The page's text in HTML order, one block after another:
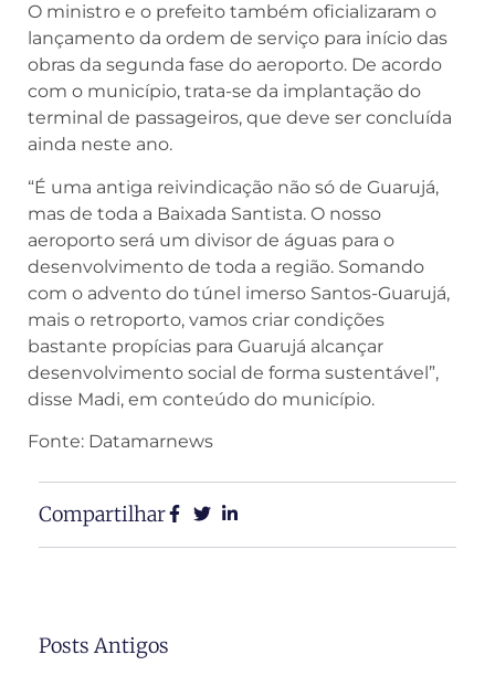
O ministro e o prefeito também oficializaram o
lançamento da ordem de serviço para início das
obras da segunda fase do aeroporto. De acordo
com o município, trata-se da implantação do
terminal de passageiros, que deve ser concluída
ainda neste ano.
“É uma antiga reivindicação não só de Guarujá,
mas de toda a Baixada Santista. O nosso
aeroporto será um divisor de águas para o
desenvolvimento de toda a região. Somando
com o advento do túnel imerso Santos-Guarujá,
mais o retroporto, vamos criar condições
bastante propícias para Guarujá alcançar
desenvolvimento social de forma sustentável”,
disse Madi, em conteúdo do município.
Fonte: Datamarnews
Compartilhar
Posts Antigos